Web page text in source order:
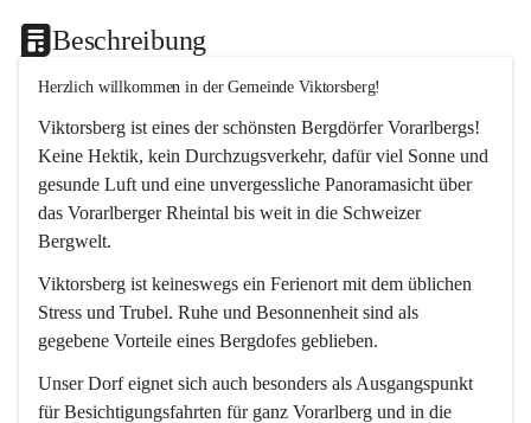
Beschreibung
Herzlich willkommen in der Gemeinde Viktorsberg!
Viktorsberg ist eines der schönsten Bergdörfer Vorarlbergs!
Keine Hektik, kein Durchzugsverkehr, dafür viel Sonne und
gesunde Luft und eine unvergessliche Panoramasicht über
das Vorarlberger Rheintal bis weit in die Schweizer
Bergwelt.
Viktorsberg ist keineswegs ein Ferienort mit dem üblichen
Stress und Trubel. Ruhe und Besonnenheit sind als
gegebene Vorteile eines Bergdofes geblieben.
Unser Dorf eignet sich auch besonders als Ausgangspunkt
für Besichtigungsfahrten für ganz Vorarlberg und in die